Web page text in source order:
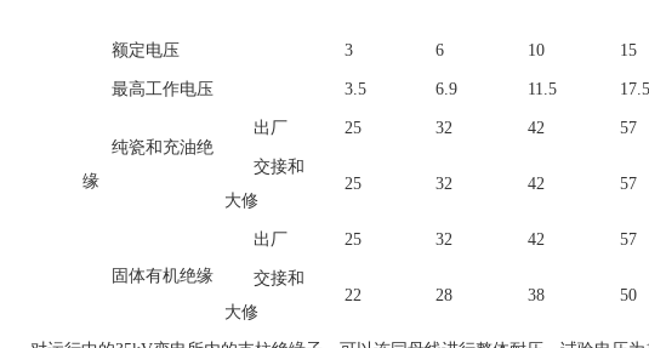
额定电压 3 6 10 15
最高工作电压 3.5 6.9 11.5 17.5
纯瓷和充油绝
缘
出厂 25 32 42 57
交接和
大修
25 32 42 57
固体有机绝缘
出厂 25 32 42 57
交接和
大修
22 28 38 50